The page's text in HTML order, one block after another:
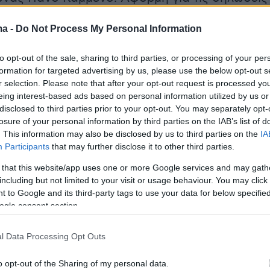
- Do Not Process My Personal Information
opt-out of the sale, sharing to third parties, or processing of your
for targeted advertising by us, please use the below opt-out
selection. Please note that after your opt-out request is processed
interest-based ads based on personal information utilized by us
to third parties prior to your opt-out. You may separately
of your personal information by third parties on the IAB’s list of
This information may also be disclosed by us to third parties on the
Participants that may further disclose it to other third parties.
that this website/app uses one or more Google services and may
but not limited to your visit or usage behaviour. You may
to Google and its third-party tags to use your data for below
consent section.
Data Processing Opt Outs
opt-out of the Sharing of my personal data.
το δικαστήριο αν και έκρινε ότι ο
με αυτές του τις δηλώσεις διέπραξε
αδίκημα των προπαρασκευαστικών πράξεων
με εσχάτη προδοσία, εντούτοις θα πρέπει
όπως έκρινε το δικαστήριο, την ίδια ημέρα
επίμαχες δηλώσεις την ίδια ημέρα τις
έτσι την επέλευση του
που επιδίωξε με την πράξη του.